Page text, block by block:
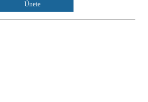
Únete